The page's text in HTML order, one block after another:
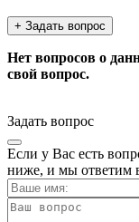
+ Задать вопрос
Нет вопросов о
свой вопрос.
Задать вопрос
Если у Вас есть
ниже, и мы ответим